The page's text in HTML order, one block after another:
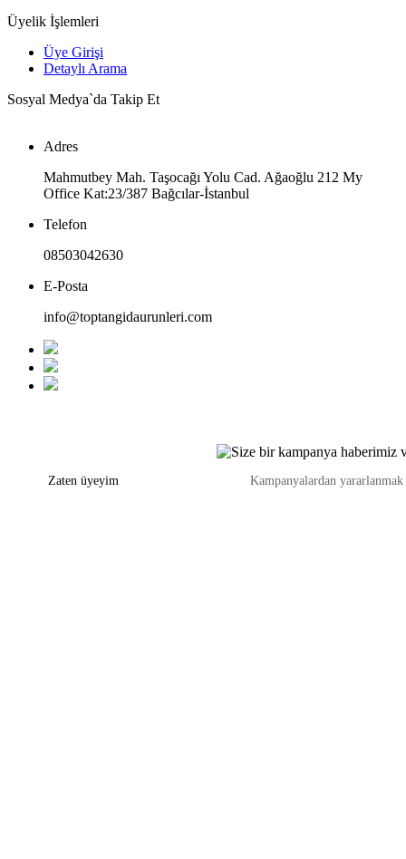
Üyelik İşlemleri
Üye Girişi
Detaylı Arama
Sosyal Medya`da Takip Et
Adres
Mahmutbey Mah. Taşocağı Yolu Cad. Ağaoğlu 212 My
Office Kat:23/387 Bağcılar-İstanbul
Telefon
08503042630
E-Posta
info@toptangidaurunleri.com
Kampanyalardan
Zaten üyeyim